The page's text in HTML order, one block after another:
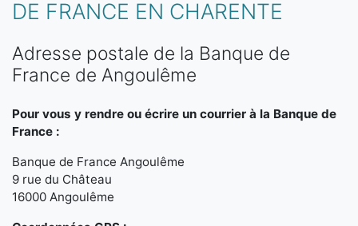
DE FRANCE EN CHARENTE
Adresse postale de la Banque de
France de Angoulême
Pour vous y rendre ou écrire un courrier à la Banque de
France :
Banque de France Angoulême
9 rue du Château
16000 Angoulême